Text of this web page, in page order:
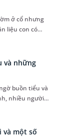
ở cổ nhưng
liệu con có
không.
và những
buồn tiểu và
nhiều người
nhịn tiểu.
và một số